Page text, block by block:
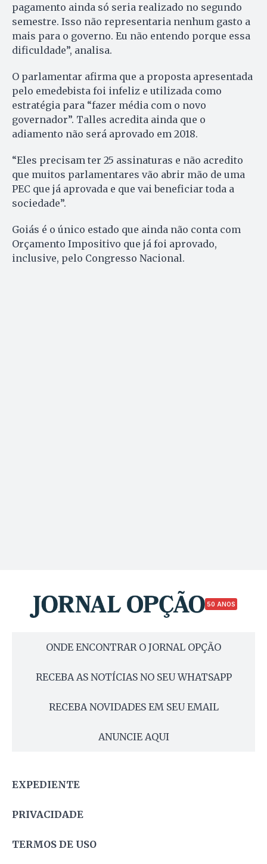
pagamento ainda só seria realizado no segundo
semestre. Isso não representaria nenhum gasto a
mais para o governo. Eu não entendo porque essa
dificuldade”, analisa.
O parlamentar afirma que a proposta apresentada
pelo emedebista foi infeliz e utilizada como
estratégia para “fazer média com o novo
governador”. Talles acredita ainda que o
adiamento não será aprovado em 2018.
“Eles precisam ter 25 assinaturas e não acredito
que muitos parlamentares vão abrir mão de uma
PEC que já aprovada e que vai beneficiar toda a
sociedade”.
Goiás é o único estado que ainda não conta com
Orçamento Impositivo que já foi aprovado,
inclusive, pelo Congresso Nacional.
50 ANOS
ONDE ENCONTRAR O JORNAL OPÇÃO
RECEBA AS NOTÍCIAS NO SEU WHATSAPP
RECEBA NOVIDADES EM SEU EMAIL
ANUNCIE AQUI
EXPEDIENTE
PRIVACIDADE
TERMOS DE USO